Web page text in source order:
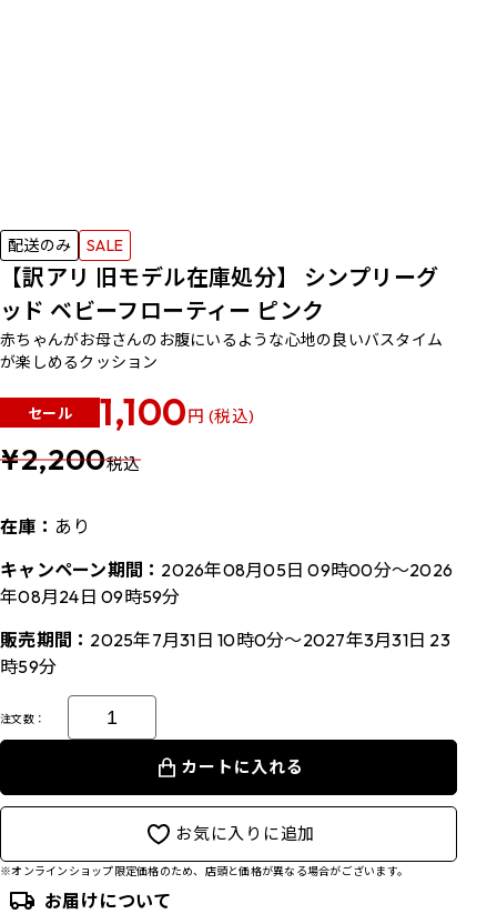
配送のみ SALE
【訳アリ 旧モデル在庫処分】 シンプリーグ
ッド ベビーフローティー ピンク
赤ちゃんがお母さんのお腹にいるような心地の良いバスタイム
が楽しめるクッション
セール 1,100円 (税込)
¥2,200税込
在庫： あり
キャンペーン期間： 2026年08月05日 09時00分～2026
年08月24日 09時59分
販売期間： 2025年7月31日 10時0分～2027年3月31日 23
時59分
注文数：
カートに入れる
お気に入りに追加
※オンラインショップ限定価格のため、店頭と価格が異なる場合がございます。
お届けについて